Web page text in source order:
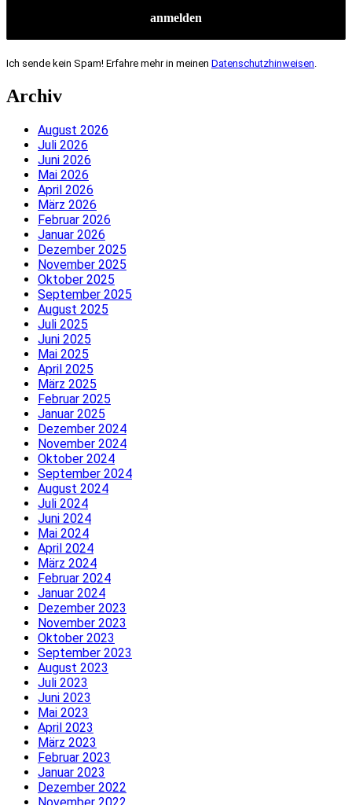
Ich sende kein Spam! Erfahre mehr in meinen Datenschutzhinweisen
Archiv
August 2026
Juli 2026
Juni 2026
Mai 2026
April 2026
März 2026
Februar 2026
Januar 2026
Dezember 2025
November 2025
Oktober 2025
September 2025
August 2025
Juli 2025
Juni 2025
Mai 2025
April 2025
März 2025
Februar 2025
Januar 2025
Dezember 2024
November 2024
Oktober 2024
September 2024
August 2024
Juli 2024
Juni 2024
Mai 2024
April 2024
März 2024
Februar 2024
Januar 2024
Dezember 2023
November 2023
Oktober 2023
September 2023
August 2023
Juli 2023
Juni 2023
Mai 2023
April 2023
März 2023
Februar 2023
Januar 2023
Dezember 2022